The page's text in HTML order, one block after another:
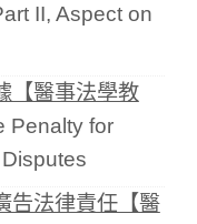
II, Aspect on
【醫事法學教
Penalty for
告法律責任【醫